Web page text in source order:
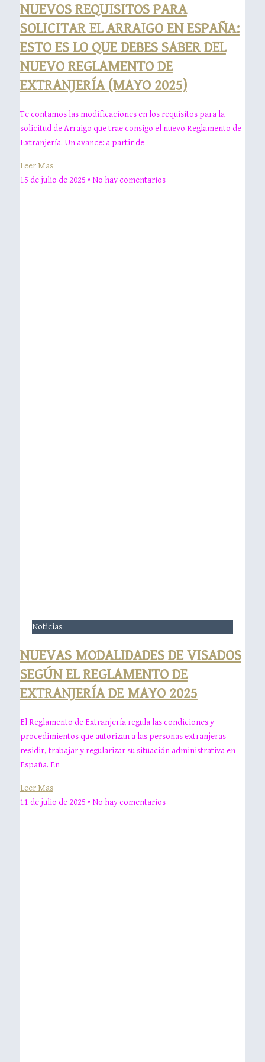
NUEVOS REQUISITOS PARA
SOLICITAR EL ARRAIGO EN ESPAÑA:
ESTO ES LO QUE DEBES SABER DEL
NUEVO REGLAMENTO DE
EXTRANJERÍA (MAYO 2025)
Te contamos las modificaciones en los requisitos para la
solicitud de Arraigo que trae consigo el nuevo Reglamento de
Extranjería. Un avance: a partir de
Leer Mas
15 de julio de 2025
No hay comentarios
Noticias
NUEVAS MODALIDADES DE VISADOS
SEGÚN EL REGLAMENTO DE
EXTRANJERÍA DE MAYO 2025
El Reglamento de Extranjería regula las condiciones y
procedimientos que autorizan a las personas extranjeras
residir, trabajar y regularizar su situación administrativa en
España. En
Leer Mas
11 de julio de 2025
No hay comentarios